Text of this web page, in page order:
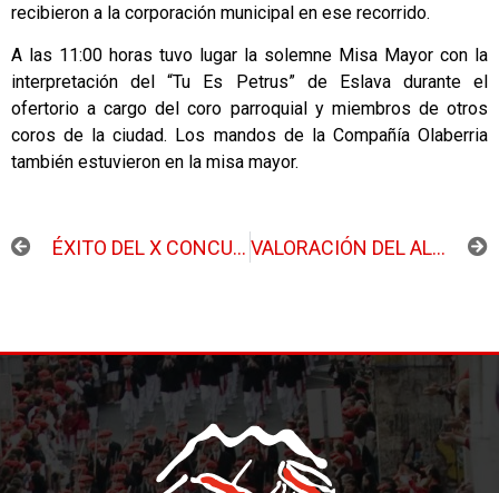
recibieron a la corporación municipal en ese recorrido.
A las 11:00 horas tuvo lugar la solemne Misa Mayor con la
interpretación del “Tu Es Petrus” de Eslava durante el
ofertorio a cargo del coro parroquial y miembros de otros
coros de la ciudad. Los mandos de la Compañía Olaberria
también estuvieron en la misa mayor.
ÉXITO DEL X CONCURSO DE DIBUJO Y PINTURA VALORACIÓN DEL ALARDE DE ESTE AÑO